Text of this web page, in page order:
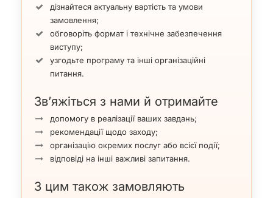
дізнайтеся актуальну вартість та умови
замовлення;
обговоріть формат і технічне забезпечення
виступу;
узгодьте програму та інші організаційні
питання.
Зв’яжіться з нами й отримайте
допомогу в реалізації ваших завдань;
рекомендації щодо заходу;
організацію окремих послуг або всієї події;
відповіді на інші важливі запитання.
З цим також замовляють